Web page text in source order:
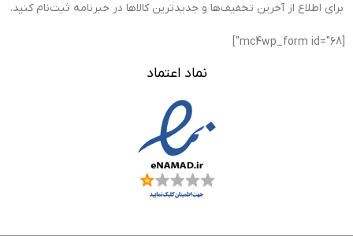
برای اطلاع از آخرین تخفیف‌ها و جدیدترین کالاها در خبرنامه ثبت‌نام کنید.
[mc4wp_form id="68"]
نماد اعتماد